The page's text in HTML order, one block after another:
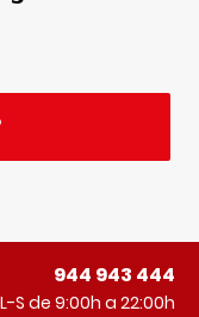
944 943 444
L-S de 9:00h a 22:00h